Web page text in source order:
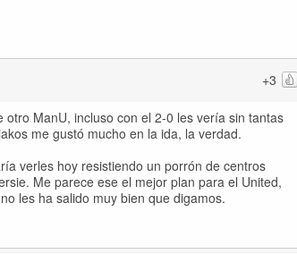
+3
ManU, incluso con el 2-0 les vería sin tantas
me gustó mucho en la ida, la verdad.
verles hoy resistiendo un porrón de centros
Me parece ese el mejor plan para el United,
les ha salido muy bien que digamos.